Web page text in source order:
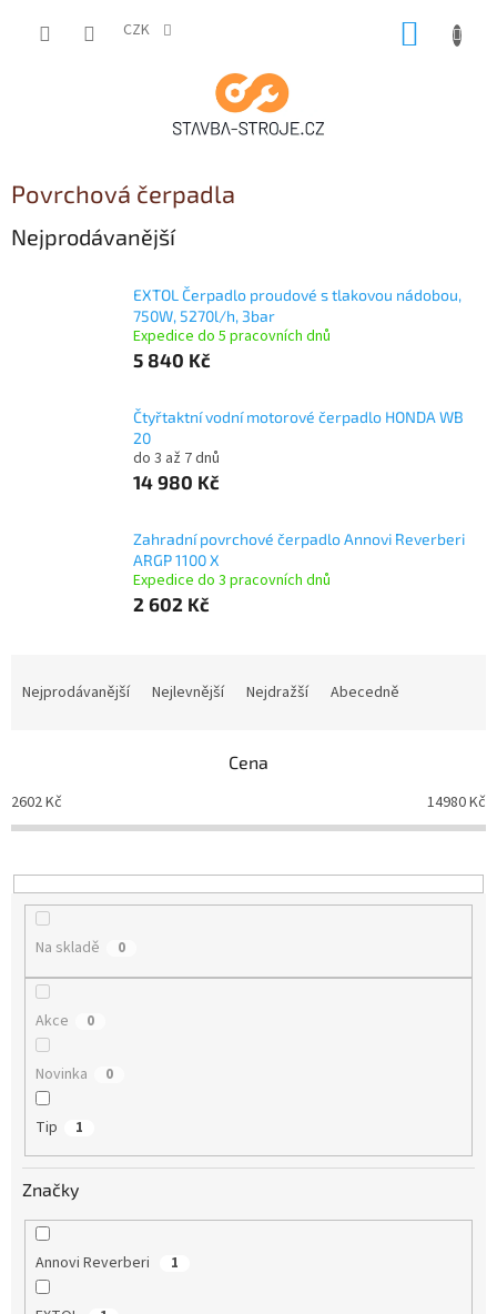
CZK
Povrchová čerpadla
Nejprodávanější
EXTOL Čerpadlo proudové s tlakovou nádobou,
750W, 5270l/h, 3bar
Expedice do 5 pracovních dnů
5 840 Kč
Čtyřtaktní vodní motorové čerpadlo HONDA WB
20
do 3 až 7 dnů
14 980 Kč
Zahradní povrchové čerpadlo Annovi Reverberi
ARGP 1100 X
Expedice do 3 pracovních dnů
2 602 Kč
p
r
d
Nejprodávanější Nejlevnější Nejdražší Abecedně
Cena
2602Kč 14980Kč
Na skladě 0
Akce 0
Novinka 0
Tip 1
Značky
Annovi Reverberi 1